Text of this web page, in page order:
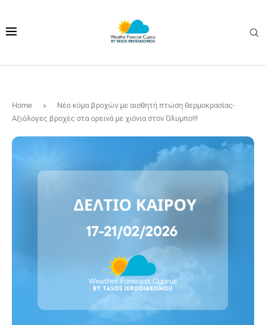
Home »
Νέο κύμα βροχών με αισθητή πτώση θερμοκρασίας-
Αξιόλογες βροχές στα ορεινά με χιόνια στον Όλυμπο!!!